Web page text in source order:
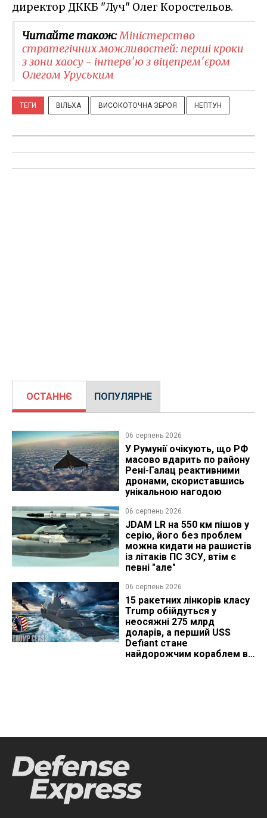
директор ДККБ "Луч" Олег Коростельов.
Читайте також:Міністерство
стратегічних можливостей: перші кроки
з зони хаосу - інтерв'ю з віцепрем'єром
Олегом Уруським
ТЕГИ ВІЛЬХА ВИСОКОТОЧНА ЗБРОЯ НЕПТУН
ОСТАННЄ ПОПУЛЯРНЕ
06 серпень 2026
У Румунії очікують, що РФ
масово вдарить по району
Рені-Галац реактивними
дронами, скориставшись
унікальною нагодою
06 серпень 2026
JDAM LR на 550 км пішов у
серію, його без проблем
можна кидати на рашистів
із літаків ПС ЗСУ, втім є
певні "але"
06 серпень 2026
15 ракетних лінкорів класу
Trump обійдуться у
неосяжні 275 млрд
доларів, а перший USS
Defiant стане
найдорожчим кораблем в